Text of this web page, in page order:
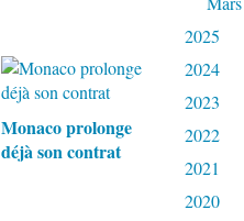
Monaco prolonge
déjà son contrat
2025
2024
2023
2022
2021
2020